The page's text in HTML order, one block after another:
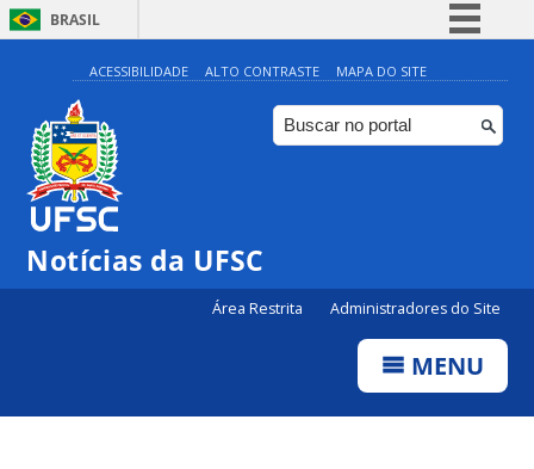
BRASIL
Simplifique!
Comunica BR
Participe
ACESSIBILIDADE ALTO CONTRASTE MAPA DO SITE
Notícias da UFSC
Área Restrita Administradores do Site
MENU